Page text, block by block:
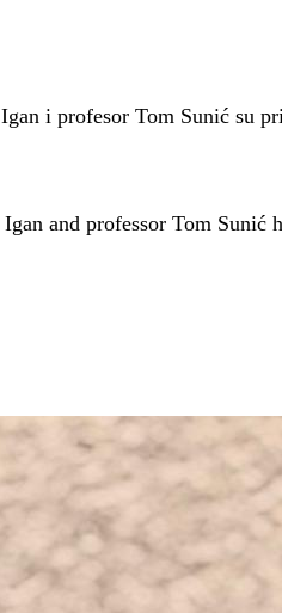
i profesor Tom Sunić su
and professor Tom Sunić